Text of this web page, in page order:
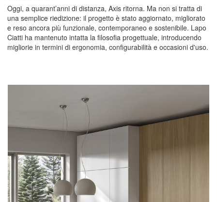
Oggi, a quarant’anni di distanza, Axis ritorna. Ma non si tratta di
una semplice riedizione: il progetto è stato aggiornato, migliorato
e reso ancora più funzionale, contemporaneo e sostenibile. Lapo
Ciatti ha mantenuto intatta la filosofia progettuale, introducendo
migliorie in termini di ergonomia, configurabilità e occasioni d'uso.